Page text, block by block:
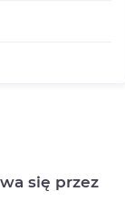
się przez